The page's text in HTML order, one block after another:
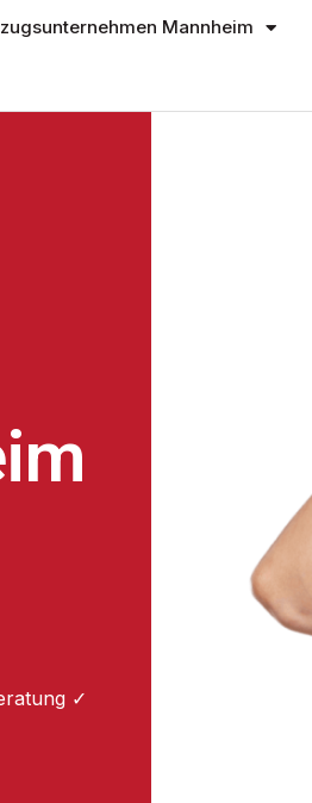
Mannheim
✓